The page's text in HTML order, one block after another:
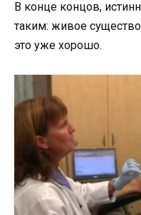
В конце концов,
таким: живое
это уже хорошо.